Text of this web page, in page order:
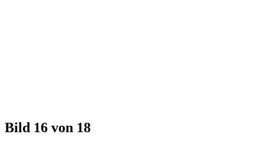
Bild 16 von 18